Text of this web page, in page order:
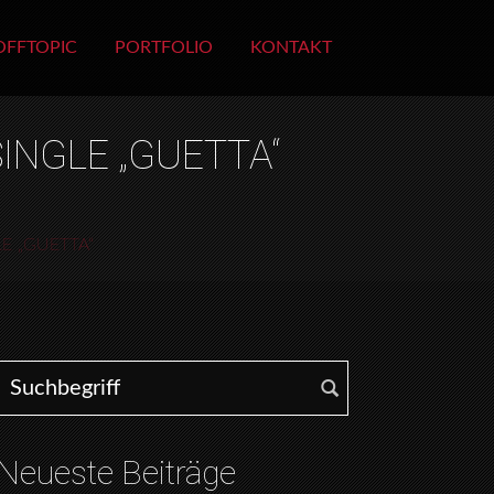
PORTFOLIO KONTAKT
„GUETTA“
„GUETTA“
Beiträge